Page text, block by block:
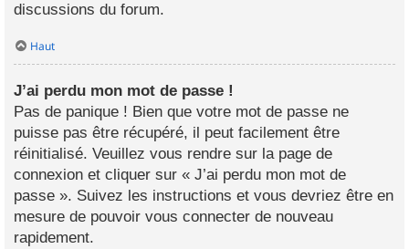
discussions du forum.
Haut
J’ai perdu mon mot de passe !
Pas de panique ! Bien que votre mot de passe ne
puisse pas être récupéré, il peut facilement être
réinitialisé. Veuillez vous rendre sur la page de
connexion et cliquer sur « J’ai perdu mon mot de
passe ». Suivez les instructions et vous devriez être en
mesure de pouvoir vous connecter de nouveau
rapidement.